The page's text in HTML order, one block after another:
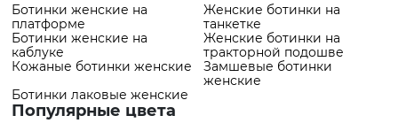
Ботинки женские на
платформе
Женские ботинки на
танкетке
Ботинки женские на
каблуке
Женские ботинки на
тракторной подошве
Кожаные ботинки женские
Замшевые ботинки
женские
Ботинки лаковые женские
Популярные цвета